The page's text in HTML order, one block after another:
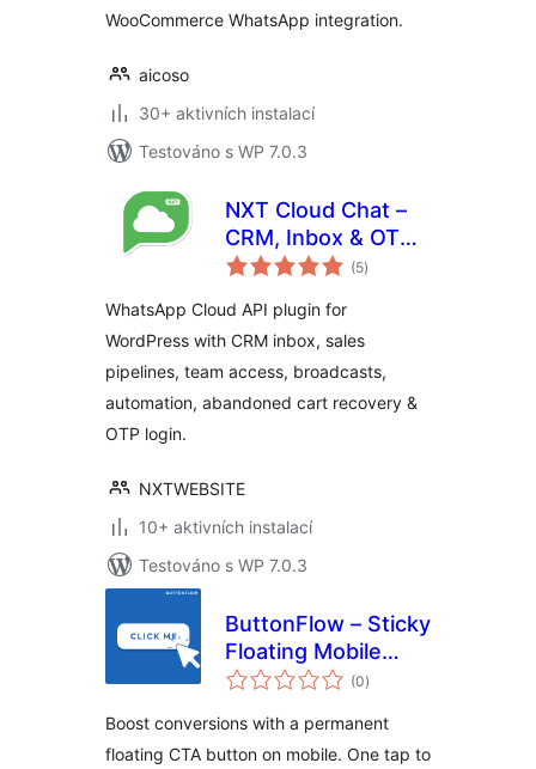
WooCommerce WhatsApp integration.
aicoso
30+ aktivních instalací
Testováno s WP 7.0.3
NXT Cloud Chat –
CRM, Inbox & OTP
Login
(5celkové
hodnocení
)
WhatsApp Cloud API plugin for
WordPress with CRM inbox, sales
pipelines, team access, broadcasts,
automation, abandoned cart recovery &
OTP login.
NXTWEBSITE
10+ aktivních instalací
Testováno s WP 7.0.3
ButtonFlow – Sticky
Floating Mobile
Button for Call,
Booking
(0celkové
hodnocení
)
Boost conversions with a permanent
floating CTA button on mobile. One tap to